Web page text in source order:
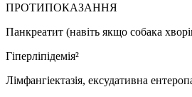
ПРОТИПОКАЗАННЯ
Панкреатит (навіть якщо собака
Гіперліпідемія²
Лімфангіектазія, ексудативна